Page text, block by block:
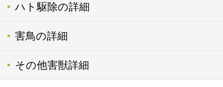
ハト駆除の詳細
害鳥の詳細
その他害獣詳細